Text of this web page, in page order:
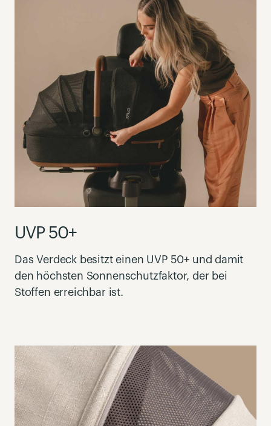
UVP 50+
Das Verdeck besitzt einen UVP 50+ und damit
den höchsten Sonnenschutzfaktor, der bei
Stoffen erreichbar ist.